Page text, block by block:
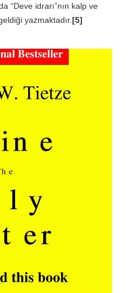
“Deve idrarı”nın kalp ve
yazmaktadır.[5]